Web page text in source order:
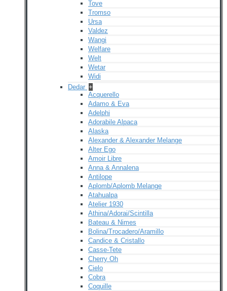
Tove
Tromso
Ursa
Valdez
Wangi
Welfare
Welt
Wetar
Widi
Dedar +
Acquerello
Adamo & Eva
Adelphi
Adorabile Alpaca
Alaska
Alexander & Alexander Melange
Alter Ego
Amoir Libre
Anna & Annalena
Antilope
Aplomb/Aplomb Melange
Atahualpa
Atelier 1930
Athina/Adorai/Scintilla
Bateau & Nimes
Bolina/Trocadero/Aramillo
Candice & Cristallo
Casse-Tete
Cherry Oh
Cielo
Cobra
Coquille